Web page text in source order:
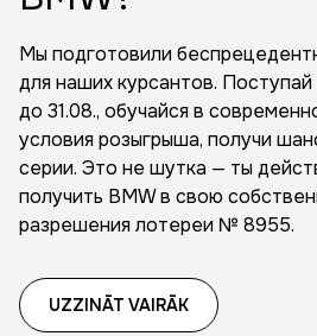
Мы подготовили
для наших курсантов.
до 31.08., обучайся в
условия розыгрыша, получи
серии. Это не шутка — ты
получить BMW в свою
разрешения лотереи № 8955.
UZZINĀT VAIRĀK